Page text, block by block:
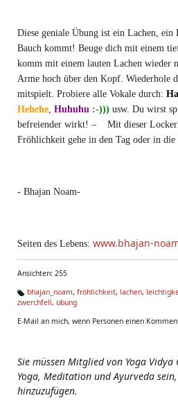
Diese geniale Übung ist ein Lachen, ein
Bauch kommt! Beuge dich mit einem
komm mit einem lauten Lachen wieder
Arme hoch über den Kopf. Wiederhole
mitspielt. Probiere alle Vokale durch:
Hehehe Huhuhu :-))) usw. Du wirst
befreiender wirkt! – Mit dieser
Fröhlichkeit gehe in den Tag oder in die
- Bhajan Noam-
Seiten des Lebens: www.bhajan-
Ansichten: 255
Ta
s:
bhajan_noam, fröhlichkeit, lachen,
zwerchfell, übung
E-Mail an mich, wenn Personen einen
Sie müssen Mitglied von Yoga
Yoga, Meditation und Ayurveda
hinzuzufügen.